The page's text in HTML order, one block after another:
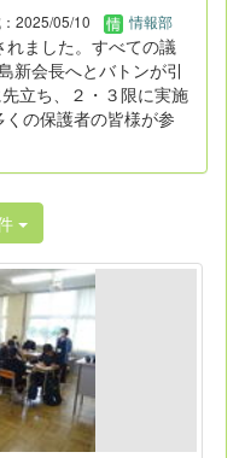
2025/05/10 情報部
ました。すべての議
新会長へとバトンが引
立ち、２・３限に実施
の保護者の皆様が参